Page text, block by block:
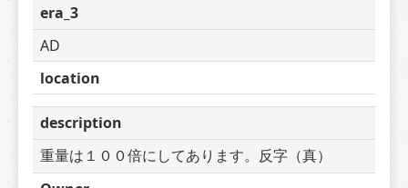
era_3
AD
location
description
重量は１００倍にしてあります。反字（真）